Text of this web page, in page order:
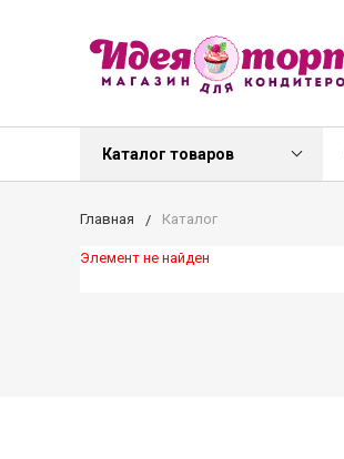
Каталог товаров
Главная Каталог
Элемент не найден